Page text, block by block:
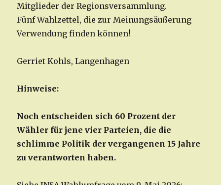
Mitglieder der Regionsversammlung.
Fünf Wahlzettel, die zur Meinungsäußerung
Verwendung finden können!
Gerriet Kohls, Langenhagen
Hinweise:
Noch entscheiden sich 60 Prozent der
Wähler für jene vier Parteien, die die
schlimme Politik der vergangenen 15 Jahre
zu verantworten haben.